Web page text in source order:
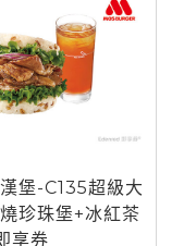
堡-C135超級大
珍珠堡+冰紅茶
享券